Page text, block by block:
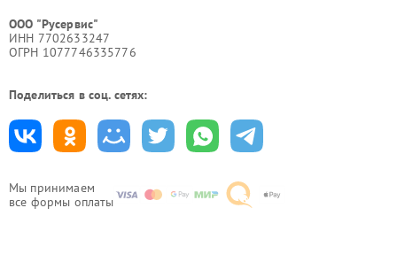
Мы принимаем
все формы оплаты
ООО "Русервис"
ИНН 7702633247
ОГРН 1077746335776
Поделиться в соц. сетях: